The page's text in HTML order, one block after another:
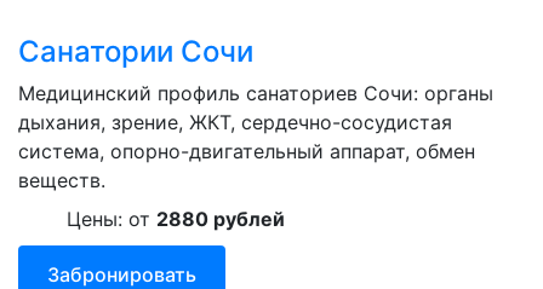
Санатории Сочи
Медицинский профиль санаториев Сочи: органы
дыхания, зрение, ЖКТ, сердечно-сосудистая
система, опорно-двигательный аппарат, обмен
веществ.
Цены: от 2880 рублей
Забронировать